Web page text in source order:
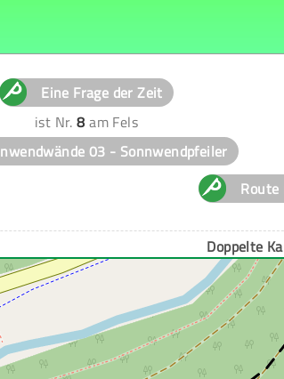
Eine Frage der Zeit
ist Nr.8 am Fels
03 - Sonnwendpfeiler
Doppelte